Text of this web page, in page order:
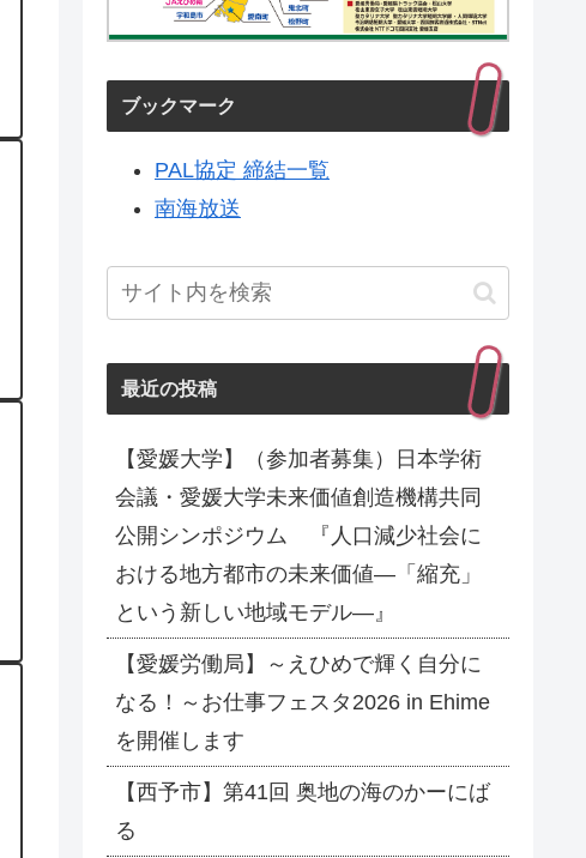
ブックマーク
PAL協定 締結一覧
南海放送
最近の投稿
【愛媛大学】（参加者募集）日本学術
会議・愛媛大学未来価値創造機構共同
公開シンポジウム 『人口減少社会に
おける地方都市の未来価値―「縮充」
という新しい地域モデル―』
【愛媛労働局】～えひめで輝く自分に
なる！～お仕事フェスタ2026 in Ehime
を開催します
【西予市】第41回 奥地の海のかーにば
る